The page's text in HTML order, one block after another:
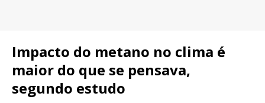
Impacto do metano no clima é
maior do que se pensava,
segundo estudo